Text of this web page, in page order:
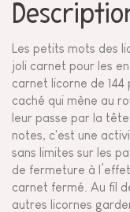
Les petits mots des
joli carnet pour les
carnet licorne de 144
caché qui mène au
leur passe par la
notes, c'est une
sans limites sur les
de fermeture à
carnet fermé. Au fil
autres licornes